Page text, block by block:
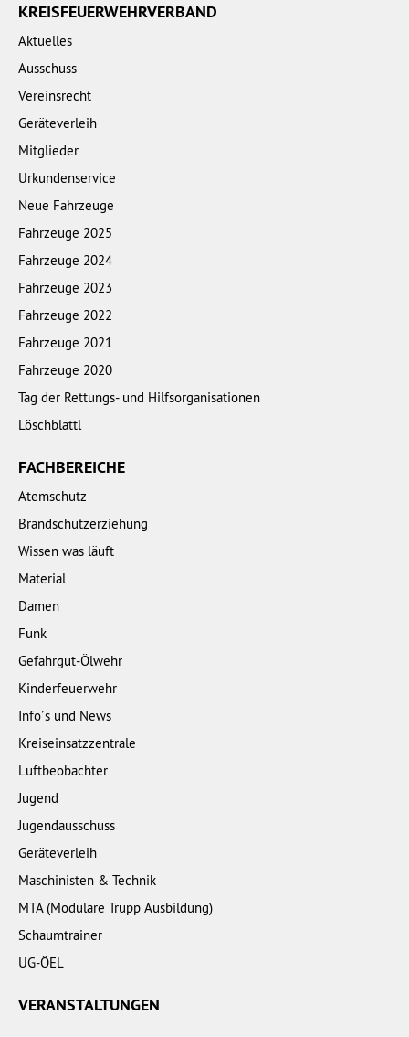
KREISFEUERWEHRVERBAND
Aktuelles
Ausschuss
Vereinsrecht
Geräteverleih
Mitglieder
Urkundenservice
Neue Fahrzeuge
Fahrzeuge 2025
Fahrzeuge 2024
Fahrzeuge 2023
Fahrzeuge 2022
Fahrzeuge 2021
Fahrzeuge 2020
Tag der Rettungs- und Hilfsorganisationen
Löschblattl
FACHBEREICHE
Atemschutz
Brandschutzerziehung
Wissen was läuft
Material
Damen
Funk
Gefahrgut-Ölwehr
Kinderfeuerwehr
Info´s und News
Kreiseinsatzzentrale
Luftbeobachter
Jugend
Jugendausschuss
Geräteverleih
Maschinisten & Technik
MTA (Modulare Trupp Ausbildung)
Schaumtrainer
UG-ÖEL
VERANSTALTUNGEN